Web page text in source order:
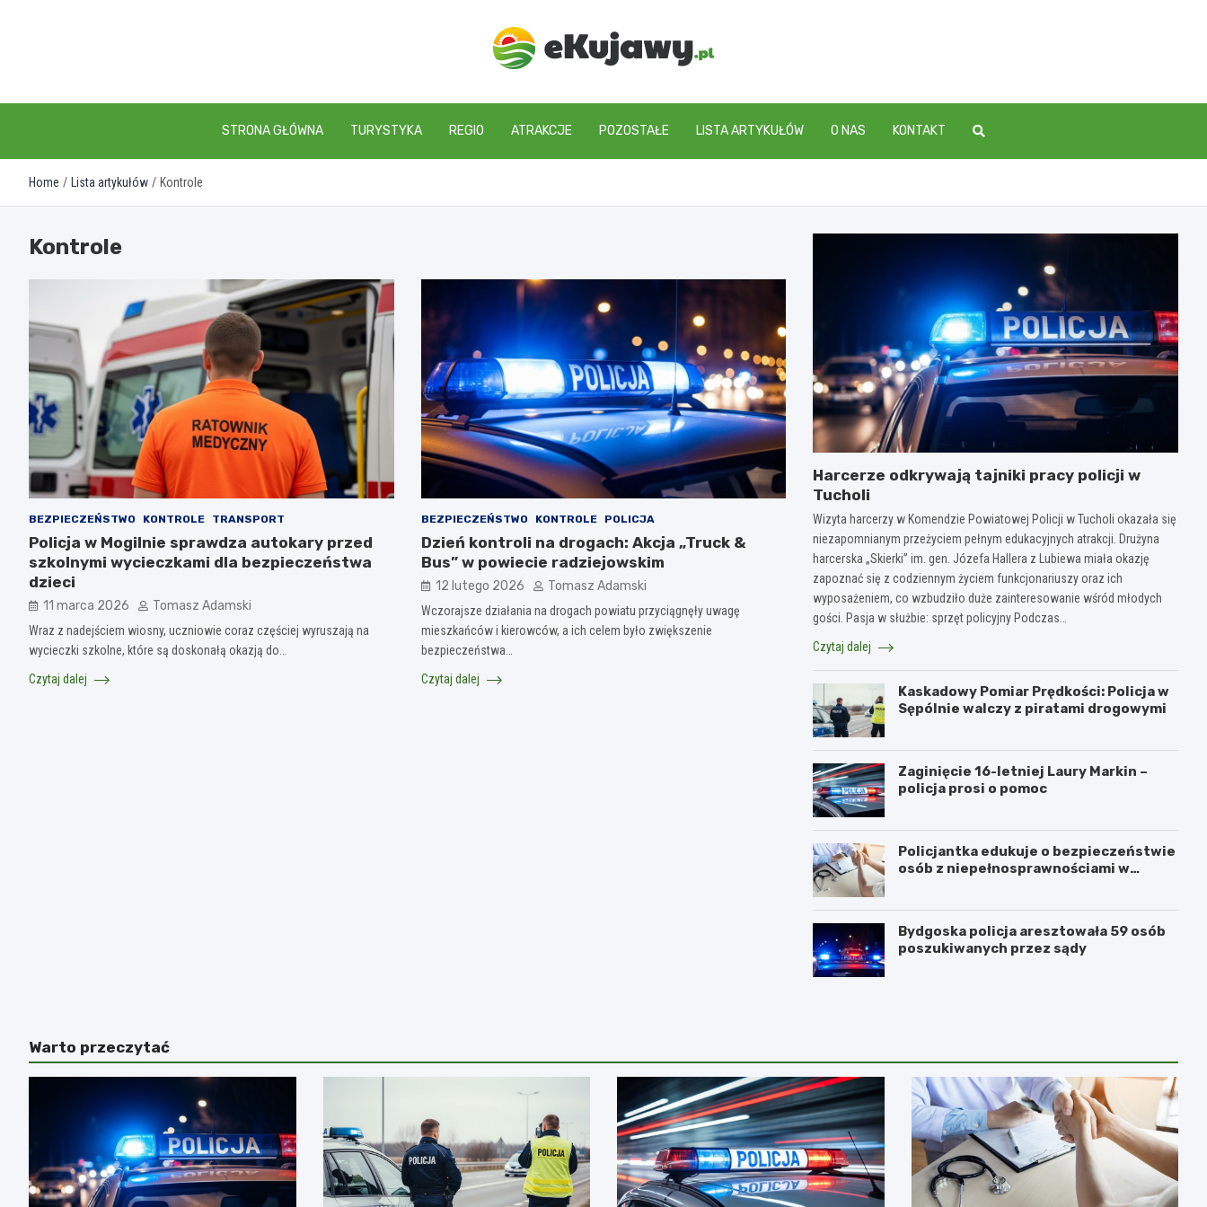
ekujawy.pl
STRONA GŁÓWNA TURYSTYKA REGIO ATRAKCJE POZOSTAŁE LISTA ARTYKUŁÓW O NAS KONTAKT
Home Lista artykułów Kontrole
Kontrole
BEZPIECZEŃSTWO KONTROLE TRANSPORT
Policja w Mogilnie sprawdza autokary przed
szkolnymi wycieczkami dla bezpieczeństwa
dzieci
11 marca 2026 Tomasz Adamski
Wraz z nadejściem wiosny, uczniowie coraz częściej wyruszają na
wycieczki szkolne, które są doskonałą okazją do…
Czytaj dalej
BEZPIECZEŃSTWO KONTROLE POLICJA
Dzień kontroli na drogach: Akcja „Truck &
Bus” w powiecie radziejowskim
12 lutego 2026 Tomasz Adamski
Wczorajsze działania na drogach powiatu przyciągnęły uwagę
mieszkańców i kierowców, a ich celem było zwiększenie
bezpieczeństwa…
Czytaj dalej
Harcerze odkrywają tajniki pracy policji w
Tucholi
Wizyta harcerzy w Komendzie Powiatowej Policji w Tucholi okazała się
niezapomnianym przeżyciem pełnym edukacyjnych atrakcji. Drużyna
harcerska „Skierki” im. gen. Józefa Hallera z Lubiewa miała okazję
zapoznać się z codziennym życiem funkcjonariuszy oraz ich
wyposażeniem, co wzbudziło duże zainteresowanie wśród młodych
gości. Pasja w służbie: sprzęt policyjny Podczas…
Czytaj dalej
Kaskadowy Pomiar Prędkości: Policja w
Sępólnie walczy z piratami drogowymi
Zaginięcie 16-letniej Laury Markin –
policja prosi o pomoc
Policjantka edukuje o bezpieczeństwie
osób z niepełnosprawnościami w
Bydgoska policja aresztowała 59 osób
poszukiwanych przez sądy
Warto przeczytać